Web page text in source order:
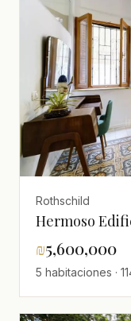
Rothschild
Hermoso
₪5,600,000
5 habitaciones ·